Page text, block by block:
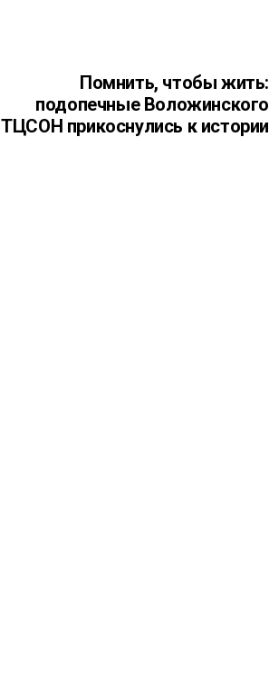
Помнить, чтобы жить:
подопечные Воложинского
ТЦСОН прикоснулись к истории